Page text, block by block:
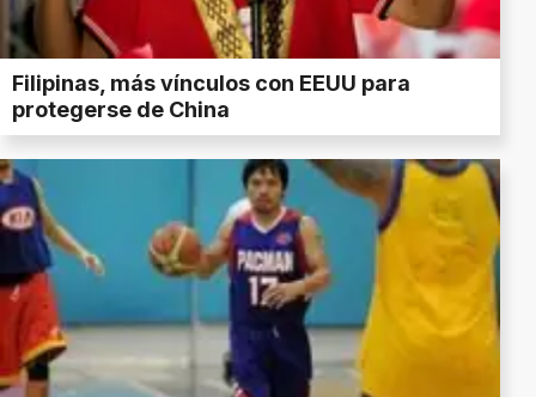
Filipinas, más vínculos con EEUU para
protegerse de China